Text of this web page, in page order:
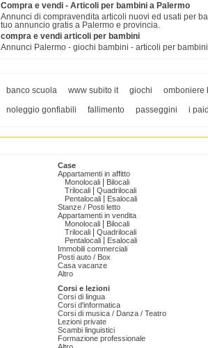
Compra e vendi - Articoli per bambini a Palermo
Annunci di compravendita articoli nuovi ed usati per
tuo annuncio gratis a Palermo e provincia.
compra e vendi articoli per bambini
Annunci Palermo - giochi bambini - articoli per
banco scuola www subito it giochi omboniere
noleggio gonfiabili
fallimento passeggini i paid
Case
Appartamenti in affitto
Monolocali
Bilocali
Trilocali
Quadrilocali
Pentalocali
Esalocali
Stanze / Posti letto
Appartamenti in vendita
Monolocali
Bilocali
Trilocali
Quadrilocali
Pentalocali
Esalocali
Immobili commerciali
Posti auto / Box
Casa vacanze
Altro
Corsi e lezioni
Corsi di lingua
Corsi d'informatica
Corsi di musica / Danza / Teatro
Lezioni private
Scambi linguistici
Formazione professionale